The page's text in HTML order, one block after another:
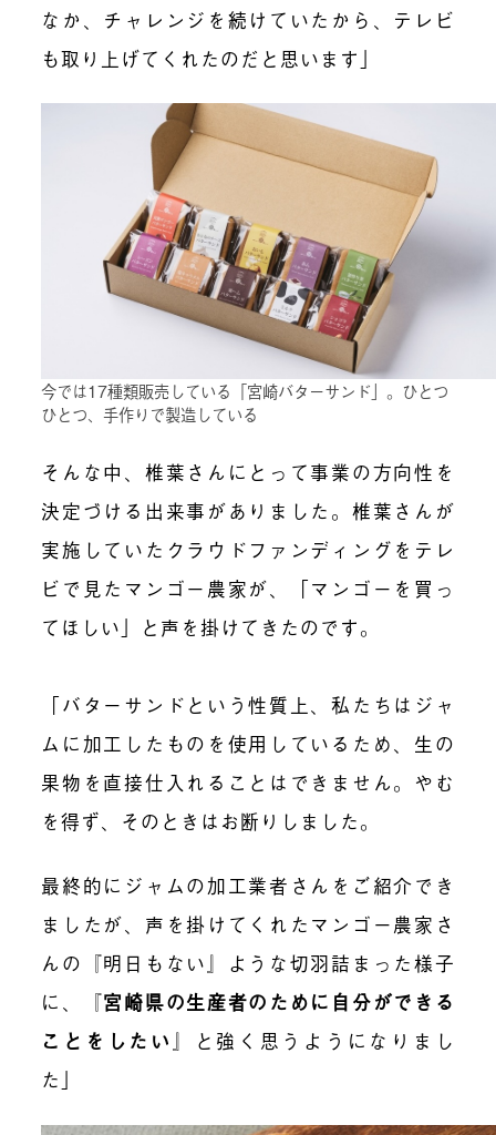
なか、チャレンジを続けていたから、テレビ
も取り上げてくれたのだと思います」
今では17種類販売している「宮崎バターサンド」。ひとつ
ひとつ、手作りで製造している
そんな中、椎葉さんにとって事業の方向性を
決定づける出来事がありました。椎葉さんが
実施していたクラウドファンディングをテレ
ビで見たマンゴー農家が、「マンゴーを買っ
てほしい」と声を掛けてきたのです。
「バターサンドという性質上、私たちはジャ
ムに加工したものを使用しているため、生の
果物を直接仕入れることはできません。やむ
を得ず、そのときはお断りしました。
最終的にジャムの加工業者さんをご紹介でき
ましたが、声を掛けてくれたマンゴー農家さ
んの『明日もない』ような切羽詰まった様子
に、
『宮崎県の生産者のために自分ができる
ことをしたい 』
と強く思うようになりまし
た」